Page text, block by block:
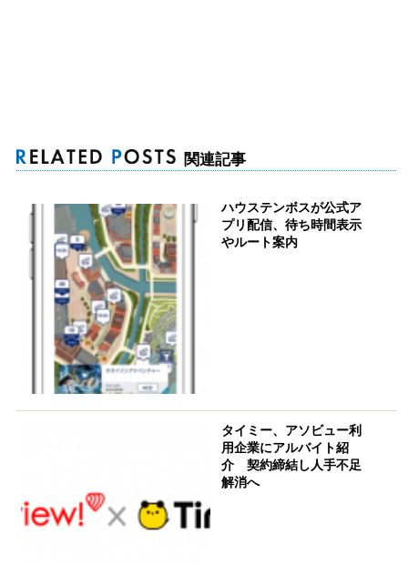
関連記事
ハウステンボスが公式ア
プリ配信、待ち時間表示
やルート案内
タイミー、アソビュー利
用企業にアルバイト紹
介 契約締結し人手不足
解消へ